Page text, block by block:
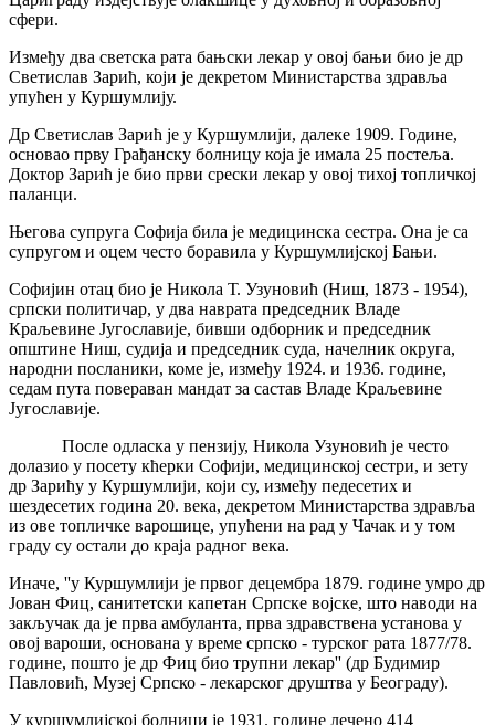
сфери.
Између два светска рата бањски лекар у овој бањи био је др
Светислав Зарић, који је декретом Министарства здравља
упућен у Куршумлију.
Др Светислав Зарић је у Куршумлији, далеке 1909. Године,
основао прву Грађанску болницу која је имала 25 постеља.
Доктор Зарић је био први срески лекар у овој тихој топличкој
паланци.
Његова супруга Софија била је медицинска сестра. Она је са
супругом и оцем често боравила у Куршумлијској Бањи.
Софијин отац био је Никола Т. Узуновић (Ниш, 1873 - 1954),
српски политичар, у два наврата председник Владе
Краљевине Југославије, бивши одборник и председник
општине Ниш, судија и председник суда, начелник округа,
народни посланики, коме је, између 1924. и 1936. године,
седам пута повераван мандат за састав Владе Краљевине
Југославије.
После одласка у пензију, Никола Узуновић је често
долазио у посету кћерки Софији, медицинској сестри, и зету
др Зарићу у Куршумлији, који су, између педесетих и
шездесетих година 20. века, декретом Министарства здравља
из ове топличке варошице, упућени на рад у Чачак и у том
граду су остали до краја радног века.
Иначе, ''у Куршумлији је првог децембра 1879. године умро др
Јован Фиц, санитетски капетан Српске војске, што наводи на
закључак да је прва амбуланта, прва здравствена установа у
овој вароши, основана у време српско - турског рата 1877/78.
године, пошто је др Фиц био трупни лекар'' (др Будимир
Павловић, Музеј Српско - лекарског друштва у Београду).
У куршумлијској болници је 1931. године лечено 414